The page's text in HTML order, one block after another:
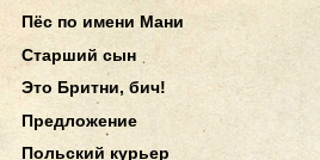
Пёс по имени Мани
Старший сын
Это Бритни, бич!
Предложение
Польский курьер